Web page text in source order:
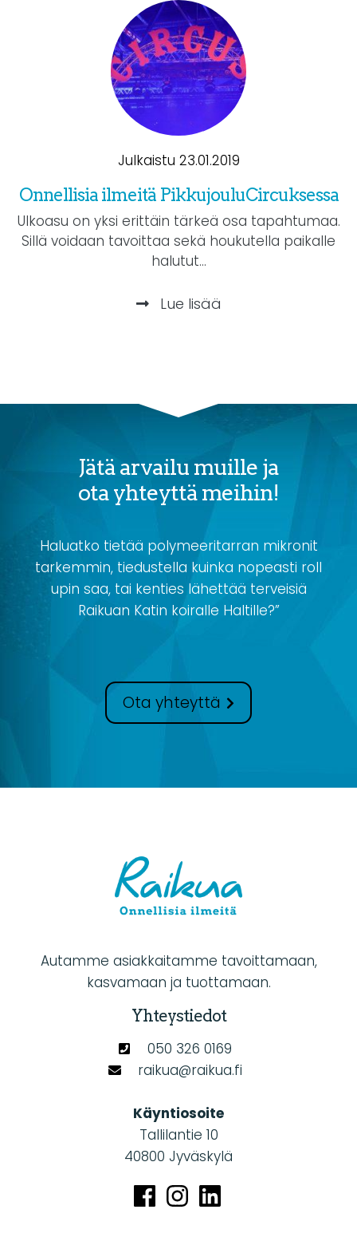
Julkaistu 23.01.2019
Onnellisia ilmeitä PikkujouluCircuksessa
Ulkoasu on yksi erittäin tärkeä osa tapahtumaa.
Sillä voidaan tavoittaa sekä houkutella paikalle
halutut...
Lue lisää
Jätä arvailu muille ja
ota yhteyttä meihin!
Haluatko tietää polymeeritarran mikronit
tarkemmin, tiedustella kuinka nopeasti roll
upin saa, tai kenties lähettää terveisiä
Raikuan Katin koiralle Haltille?”
Ota yhteyttä
Autamme asiakkaitamme tavoittamaan,
kasvamaan ja tuottamaan.
Yhteystiedot
050 326 0169
raikua@raikua.fi
Käyntiosoite
Tallilantie 10
40800 Jyväskylä